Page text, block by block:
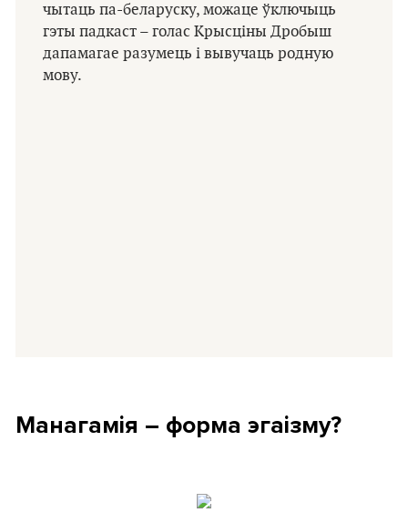
чытаць па-беларуску, можаце ўключыць
гэты падкаст – голас Крысціны Дробыш
дапамагае разумець і вывучаць родную
мову.
Манагамія – форма эгаізму?